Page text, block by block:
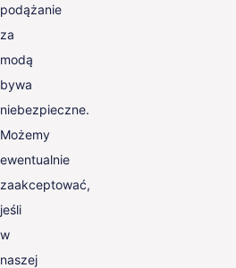
podążanie
za
modą
bywa
niebezpieczne.
Możemy
ewentualnie
zaakceptować,
jeśli
w
naszej